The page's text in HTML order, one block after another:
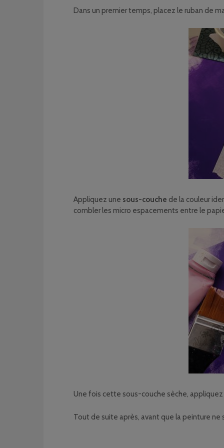
Dans un premier temps, placez le ruban de
Appliquez une sous-couche de la couleur
combler les micro espacements entre le
Une fois cette sous-couche sèche, appliquez
Tout de suite après, avant que la peinture ne